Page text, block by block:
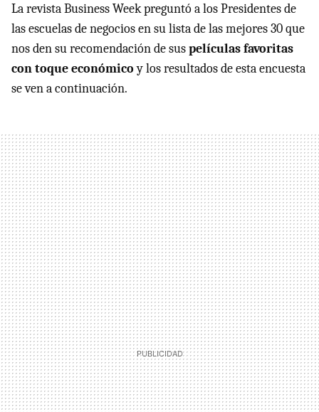
La revista Business Week preguntó a los Presidentes de
las escuelas de negocios en su lista de las mejores 30 que
nos den su recomendación de suspelículas favoritas
con toque económicoy los resultados de esta encuesta
se ven a continuación.